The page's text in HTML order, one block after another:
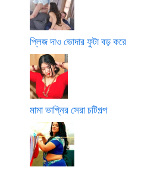
প্লিজ দাও ভোদার ফুটা বড় করে
মামা ভাগ্নির সেরা চটিগল্প